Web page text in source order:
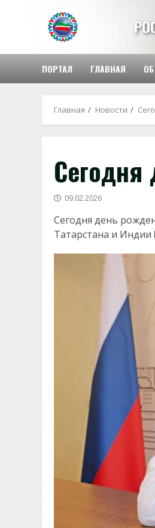
содержимому
ПОРТАЛ ГЛАВНАЯ
Главная Новости
09.02.2026
Сегодня день
Татарстана и Индии